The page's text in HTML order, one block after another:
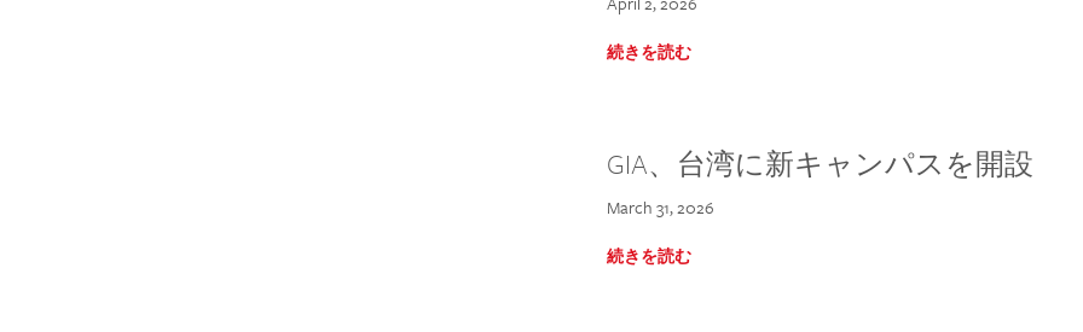
続きを読む
GIA、台湾に新キャンパスを開設
March 31, 2026
続きを読む